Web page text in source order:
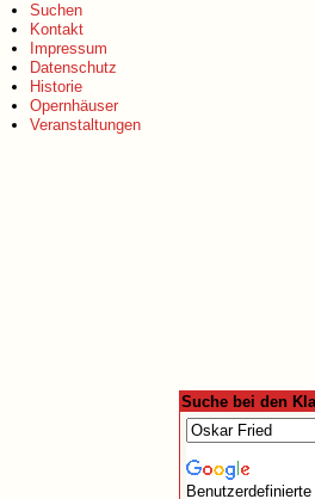
Suchen
Kontakt
Impressum
Datenschutz
Historie
Opernhäuser
Veranstaltungen
Suche bei den